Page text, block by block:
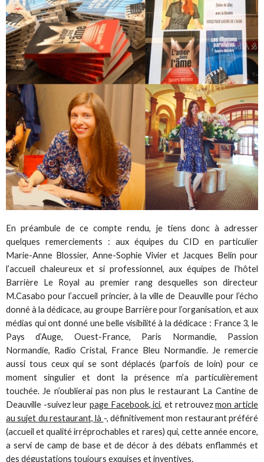
En préambule de ce compte rendu, je tiens donc à adresser
quelques remerciements : aux équipes du CID en particulier
Marie-Anne Blossier, Anne-Sophie Vivier et Jacques Belin pour
l’accueil chaleureux et si professionnel, aux équipes de l’hôtel
Barrière Le Royal au premier rang desquelles son directeur
M.Casabo pour l’accueil princier, à la ville de Deauville pour l’écho
donné à la dédicace, au groupe Barrière pour l’organisation, et aux
médias qui ont donné une belle visibilité à la dédicace : France 3, le
Pays d’Auge, Ouest-France, Paris Normandie, Passion
Normandie, Radio Cristal, France Bleu Normandie. Je remercie
aussi tous ceux qui se sont déplacés (parfois de loin) pour ce
moment singulier et dont la présence m’a particulièrement
touchée. Je n’oublierai pas non plus le restaurant La Cantine de
Deauville -suivez leurpage Facebook, ici, et retrouvezmon article
au sujet du restaurant, là -, définitivement mon restaurant préféré
(accueil et qualité irréprochables et rares) qui, cette année encore,
a servi de camp de base et de décor à des débats enflammés et
des dégustations toujours exquises et inventives.